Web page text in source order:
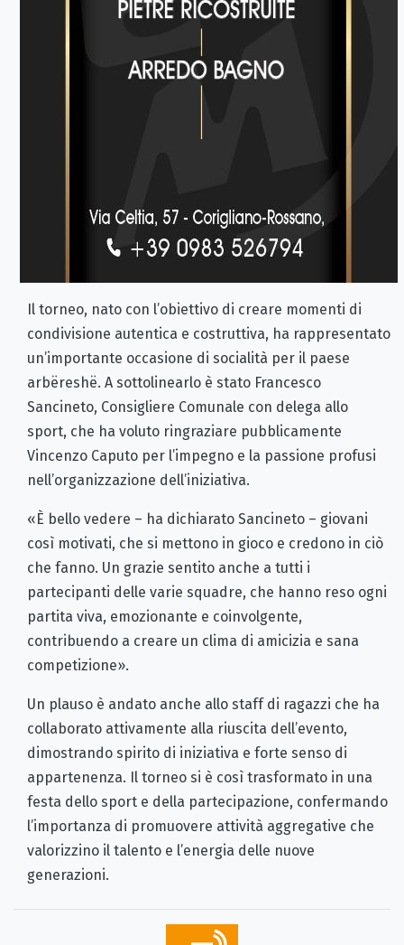
Il torneo, nato con l’obiettivo di creare momenti di
condivisione autentica e costruttiva, ha rappresentato
un’importante occasione di socialità per il paese
arbëreshë. A sottolinearlo è stato Francesco
Sancineto, Consigliere Comunale con delega allo
sport, che ha voluto ringraziare pubblicamente
Vincenzo Caputo per l’impegno e la passione profusi
nell’organizzazione dell’iniziativa.
«È bello vedere – ha dichiarato Sancineto – giovani
così motivati, che si mettono in gioco e credono in ciò
che fanno. Un grazie sentito anche a tutti i
partecipanti delle varie squadre, che hanno reso ogni
partita viva, emozionante e coinvolgente,
contribuendo a creare un clima di amicizia e sana
competizione».
Un plauso è andato anche allo staff di ragazzi che ha
collaborato attivamente alla riuscita dell’evento,
dimostrando spirito di iniziativa e forte senso di
appartenenza. Il torneo si è così trasformato in una
festa dello sport e della partecipazione, confermando
l’importanza di promuovere attività aggregative che
valorizzino il talento e l’energia delle nuove
generazioni.